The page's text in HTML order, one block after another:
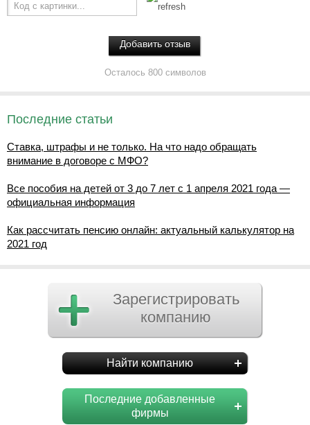
Код с картинки...
Осталось 800 символов
Последние статьи
Ставка, штрафы и не только. На что надо обращать
внимание в договоре с МФО?
Все пособия на детей от 3 до 7 лет с 1 апреля 2021 года —
официальная информация
Как рассчитать пенсию онлайн: актуальный калькулятор на
2021 год
Зарегистрировать
компанию
Найти компанию
Последние добавленные
фирмы